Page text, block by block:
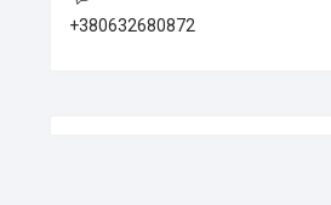
+380632680872